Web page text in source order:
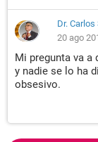
Dr.
20 ago
Mi pregunta va a
y nadie se lo ha
obsesivo.